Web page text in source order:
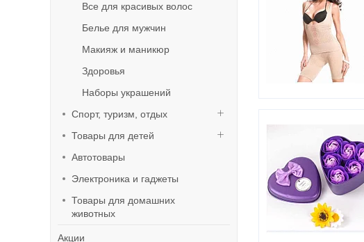
Все для красивых волос
Белье для мужчин
Макияж и маникюр
Здоровья
Наборы украшений
Спорт, туризм, отдых
Товары для детей
Автотовары
Электроника и гаджеты
Товары для домашних
животных
Акции